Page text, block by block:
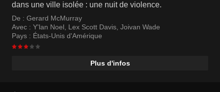
dans une ville isolée : une nuit de violence.
De : Gerard McMurray
Avec : Y'lan Noel, Lex Scott Davis, Joivan Wade
Pays : États-Unis d'Amérique
Plus d'infos